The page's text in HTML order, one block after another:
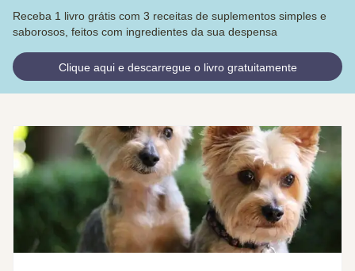
Receba 1 livro grátis com 3 receitas de suplementos simples e
saborosos, feitos com ingredientes da sua despensa
Clique aqui e descarregue o livro gratuitamente